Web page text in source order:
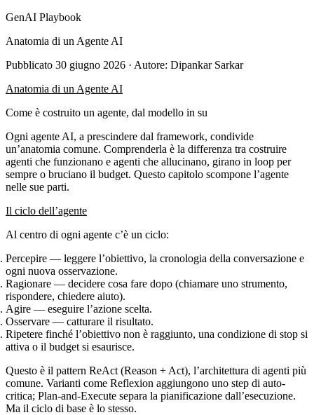
GenAI Playbook
Anatomia di un Agente AI
Pubblicato 30 giugno 2026 · Autore: Dipankar Sarkar
Anatomia di un Agente AI
Come è costruito un agente, dal modello in su
Ogni agente AI, a prescindere dal framework, condivide
un’anatomia comune. Comprenderla è la differenza tra costruire
agenti che funzionano e agenti che allucinano, girano in loop per
sempre o bruciano il budget. Questo capitolo scompone l’agente
nelle sue parti.
Il ciclo dell’agente
Al centro di ogni agente c’è un ciclo:
Percepire — leggere l’obiettivo, la cronologia della conversazione e
ogni nuova osservazione.
Ragionare — decidere cosa fare dopo (chiamare uno strumento,
rispondere, chiedere aiuto).
Agire — eseguire l’azione scelta.
Osservare — catturare il risultato.
Ripetere finché l’obiettivo non è raggiunto, una condizione di stop si
attiva o il budget si esaurisce.
Questo è il pattern ReAct (Reason + Act), l’architettura di agenti più
comune. Varianti come Reflexion aggiungono uno step di auto-
critica; Plan-and-Execute separa la pianificazione dall’esecuzione.
Ma il ciclo di base è lo stesso.